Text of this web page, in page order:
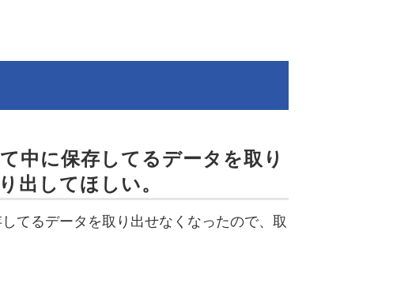
中に保存してるデータを取り
出してほしい。
てるデータを取り出せなくなったので、取